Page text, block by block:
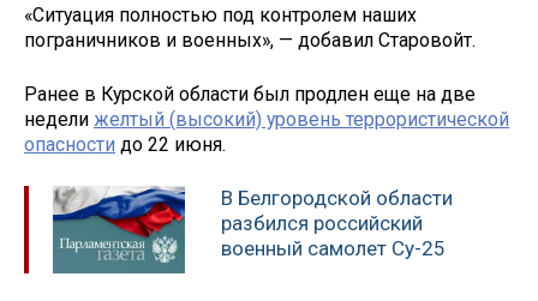
«Ситуация полностью под контролем наших
пограничников и военных», — добавил Старовойт.
Ранее в Курской области был продлен еще на две
недели желтый (высокий) уровень террористической
опасности до 22 июня.
В Белгородской области
разбился российский
военный самолет Су-25